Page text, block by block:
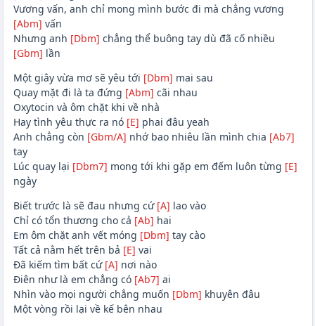
Vương vấn, anh chỉ mong mình bước đi mà chẳng vương
[Abm] vấn
Nhưng anh [Dbm] chẳng thể buông tay dù đã cố nhiều
[Gbm] lần
Một giây vừa mơ sẽ yêu tới [Dbm] mai sau
Quay mặt đi là ta đứng [Abm] cãi nhau
Oxytocin và ôm chặt khi về nhà
Hay tình yêu thực ra nó [E] phai đâu yeah
Anh chẳng còn [Gbm/A] nhớ bao nhiêu lần mình chia [Ab7]
tay
Lúc quay lại [Dbm7] mong tới khi gặp em đếm luôn từng [E]
ngày
Biết trước là sẽ đau nhưng cứ [A] lao vào
Chỉ có tổn thương cho cả [Ab] hai
Em ôm chặt anh vết móng [Dbm] tay cào
Tất cả nằm hết trên bả [E] vai
Đã kiếm tìm bất cứ [A] nơi nào
Điên như là em chẳng có [Ab7] ai
Nhìn vào mọi người chẳng muốn [Dbm] khuyên đâu
Một vòng rồi lại về kế bên nhau